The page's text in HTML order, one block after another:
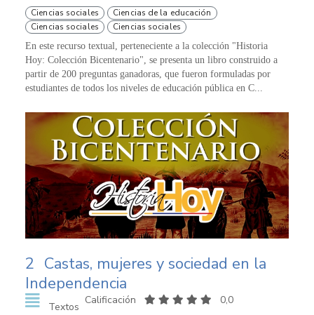
Ciencias sociales
Ciencias de la educación
Ciencias sociales
Ciencias sociales
En este recurso textual, perteneciente a la colección "Historia
Hoy: Colección Bicentenario", se presenta un libro construido a
partir de 200 preguntas ganadoras, que fueron formuladas por
estudiantes de todos los niveles de educación pública en C...
2 Castas, mujeres y sociedad en la
Independencia
Textos
Calificación 0,0